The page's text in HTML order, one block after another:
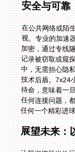
安全与可靠
在公共网络或陌
视。专业的加速
加密，通过专线
记录被窃取或窥
中，无需担心隐
技术后盾。7x24
待命，意味着一
任何连接问题，
任何一个精彩进
展望未来：